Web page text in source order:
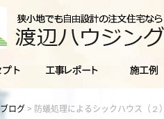
ブログ > 防蟻処理によるシックハウス（２）